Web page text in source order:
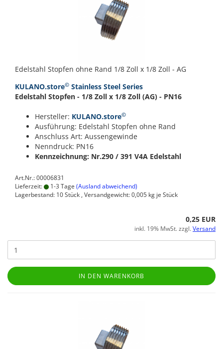
Edelstahl Stopfen ohne Rand 1/8 Zoll x 1/8 Zoll - AG
KULANO.store© Stainless Steel Series
Edelstahl Stopfen - 1/8 Zoll x 1/8 Zoll (AG) - PN16
Hersteller: KULANO.store©
Ausführung: Edelstahl Stopfen ohne Rand
Anschluss Art: Aussengewinde
Nenndruck: PN16
Kennzeichnung: Nr.290 / 391 V4A Edelstahl
Art.Nr.: 00006831
Lieferzeit:
1-3 Tage (Ausland abweichend)
Lagerbestand: 10 Stück , Versandgewicht:0,005 kg je Stück
0,25 EUR
inkl. 19% MwSt. zzgl.Versand
IN DEN WARENKORB